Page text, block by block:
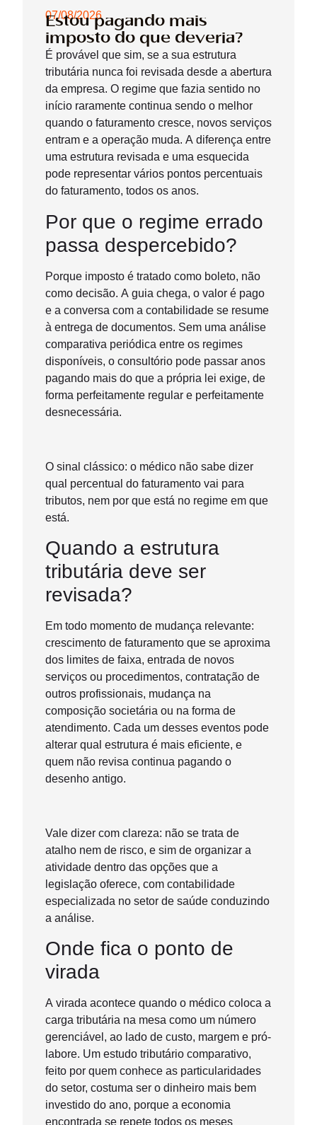
07/08/2026
Estou pagando mais
imposto do que deveria?
É provável que sim, se a sua estrutura
tributária nunca foi revisada desde a abertura
da empresa. O regime que fazia sentido no
início raramente continua sendo o melhor
quando o faturamento cresce, novos serviços
entram e a operação muda. A diferença entre
uma estrutura revisada e uma esquecida
pode representar vários pontos percentuais
do faturamento, todos os anos.
Por que o regime errado
passa despercebido?
Porque imposto é tratado como boleto, não
como decisão. A guia chega, o valor é pago
e a conversa com a contabilidade se resume
à entrega de documentos. Sem uma análise
comparativa periódica entre os regimes
disponíveis, o consultório pode passar anos
pagando mais do que a própria lei exige, de
forma perfeitamente regular e perfeitamente
desnecessária.
O sinal clássico: o médico não sabe dizer
qual percentual do faturamento vai para
tributos, nem por que está no regime em que
está.
Quando a estrutura
tributária deve ser
revisada?
Em todo momento de mudança relevante:
crescimento de faturamento que se aproxima
dos limites de faixa, entrada de novos
serviços ou procedimentos, contratação de
outros profissionais, mudança na
composição societária ou na forma de
atendimento. Cada um desses eventos pode
alterar qual estrutura é mais eficiente, e
quem não revisa continua pagando o
desenho antigo.
Vale dizer com clareza: não se trata de
atalho nem de risco, e sim de organizar a
atividade dentro das opções que a
legislação oferece, com contabilidade
especializada no setor de saúde conduzindo
a análise.
Onde fica o ponto de
virada
A virada acontece quando o médico coloca a
carga tributária na mesa como um número
gerenciável, ao lado de custo, margem e pró-
labore. Um estudo tributário comparativo,
feito por quem conhece as particularidades
do setor, costuma ser o dinheiro mais bem
investido do ano, porque a economia
encontrada se repete todos os meses